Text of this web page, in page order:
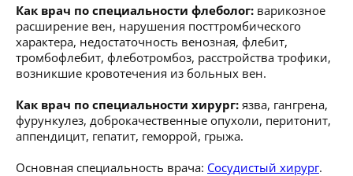
Как врач по специальности флеболог: варикозное
расширение вен, нарушения посттромбического
характера, недостаточность венозная, флебит,
тромбофлебит, флеботромбоз, расстройства трофики,
возникшие кровотечения из больных вен.
Как врач по специальности хирург: язва, гангрена,
фурункулез, доброкачественные опухоли, перитонит,
аппендицит, гепатит, геморрой, грыжа.
Основная специальность врача: Сосудистый хирург.